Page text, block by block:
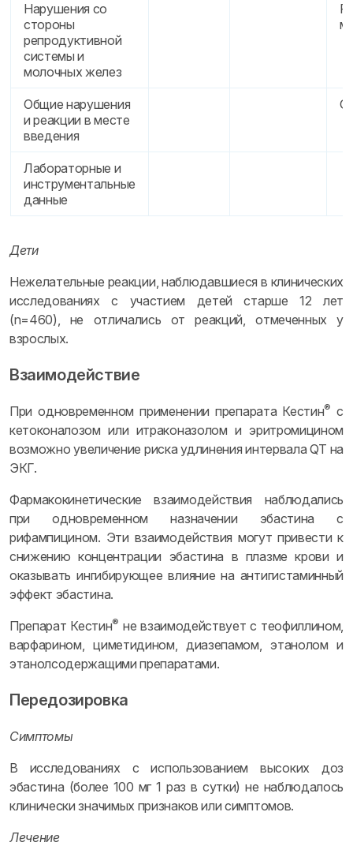
Нарушения со
стороны
репродуктивной
системы и
молочных желез
Общие нарушения
и реакции в месте
введения
Лабораторные и
инструментальные
данные
Дети
Нежелательные реакции, наблюдавшиеся в клинических
исследованиях с участием детей старше 12 лет
(n=460), не отличались от реакций, отмеченных у
взрослых.
Взаимодействие
При одновременном применении препарата Кестин® с
кетоконалозом или итраконазолом и эритромицином
возможно увеличение риска удлинения интервала QT на
ЭКГ.
Фармакокинетические взаимодействия наблюдались
при одновременном назначении эбастина с
рифампицином. Эти взаимодействия могут привести к
снижению концентрации эбастина в плазме крови и
оказывать ингибирующее влияние на антигистаминный
эффект эбастина.
Препарат Кестин® не взаимодействует с теофиллином,
варфарином, циметидином, диазепамом, этанолом и
этанолсодержащими препаратами.
Передозировка
Симптомы
В исследованиях с использованием высоких доз
эбастина (более 100 мг 1 раз в сутки) не наблюдалось
клинически значимых признаков или симптомов.
Лечение